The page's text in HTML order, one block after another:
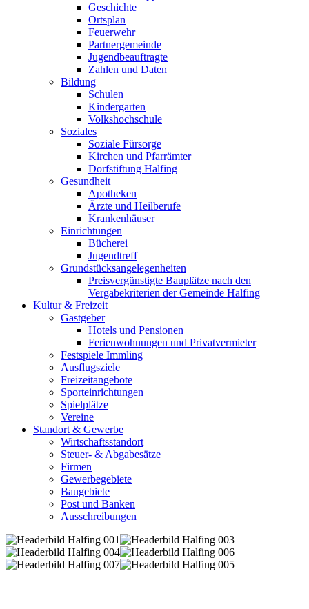
Geschichte
Ortsplan
Feuerwehr
Partnergemeinde
Jugendbeauftragte
Zahlen und Daten
Bildung
Schulen
Kindergarten
Volkshochschule
Soziales
Soziale Fürsorge
Kirchen und Pfarrämter
Dorfstiftung Halfing
Gesundheit
Apotheken
Ärzte und Heilberufe
Krankenhäuser
Einrichtungen
Bücherei
Jugendtreff
Grundstücksangelegenheiten
Preisvergünstigte Bauplätze nach den
Vergabekriterien der Gemeinde Halfing
Kultur & Freizeit
Gastgeber
Hotels und Pensionen
Ferienwohnungen und Privatvermieter
Festspiele Immling
Ausflugsziele
Freizeitangebote
Sporteinrichtungen
Spielplätze
Vereine
Standort & Gewerbe
Wirtschaftsstandort
Steuer- & Abgabesätze
Firmen
Gewerbegebiete
Baugebiete
Post und Banken
Ausschreibungen